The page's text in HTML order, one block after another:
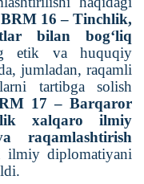
BRM 16 – Tinchlik,
bilan bog‘liq
etik va huquqiy
jumladan, raqamli
tartibga solish
17 – Barqaror
xalqaro ilmiy
raqamlashtirish
ilmiy diplomatiyani